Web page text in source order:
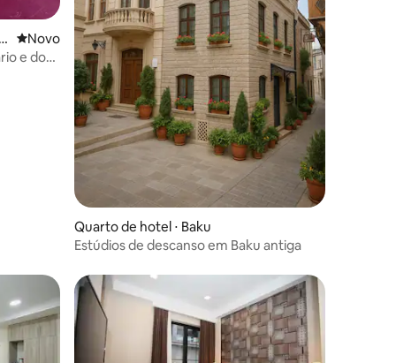
Novo lugar para ficar
Novo
e do
Quarto de hotel ⋅ Baku
Estúdios de descanso em Baku antiga